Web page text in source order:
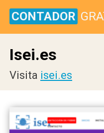
CONTADOR
Isei.es
Visita isei.es